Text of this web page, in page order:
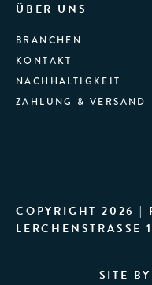
ÜBER UNS
BRANCHEN
KONTAKT
NACHHALTIGKEIT
ZAHLUNG & VERSAND
COPYRIGHT 2026 |
LERCHENSTRASSE
SITE BY